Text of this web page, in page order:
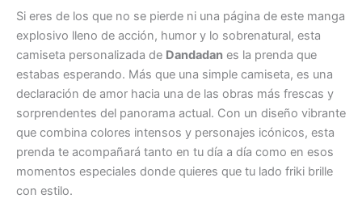
Si eres de los que no se pierde ni una página de este manga
explosivo lleno de acción, humor y lo sobrenatural, esta
camiseta personalizada de Dandadan es la prenda que
estabas esperando. Más que una simple camiseta, es una
declaración de amor hacia una de las obras más frescas y
sorprendentes del panorama actual. Con un diseño vibrante
que combina colores intensos y personajes icónicos, esta
prenda te acompañará tanto en tu día a día como en esos
momentos especiales donde quieres que tu lado friki brille
con estilo.